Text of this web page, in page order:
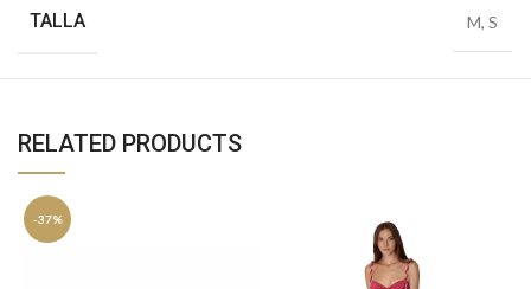
TALLA M,S
RELATED PRODUCTS
-37%